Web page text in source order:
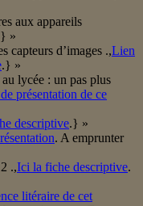
aux appareils
»
capteurs d’images .,Lien
.} »
lycée : un pas plus
présentation de ce
descriptive.} »
. A emprunter
.,Ici la fiche descriptive.
litéraire de cet